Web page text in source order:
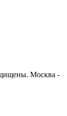
Москва -